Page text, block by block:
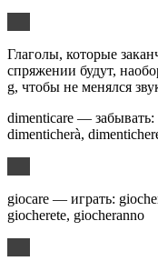
Глаголы, которые
спряжении будут,
g, чтобы не менялся
dimenticare — забывать:
dimenticherà,
giocare — играть:
giocherete, giocheranno